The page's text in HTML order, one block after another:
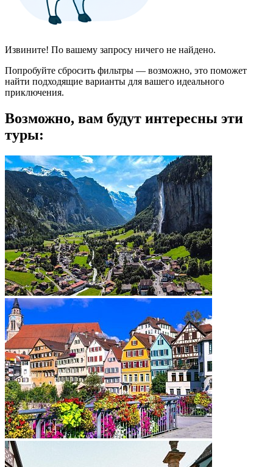
Извините! По вашему запросу ничего не найдено.
Попробуйте сбросить фильтры — возможно, это поможет
найти подходящие варианты для вашего идеального
приключения.
Возможно, вам будут интересны эти
туры: